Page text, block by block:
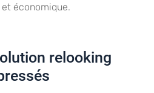
économique.
relooking